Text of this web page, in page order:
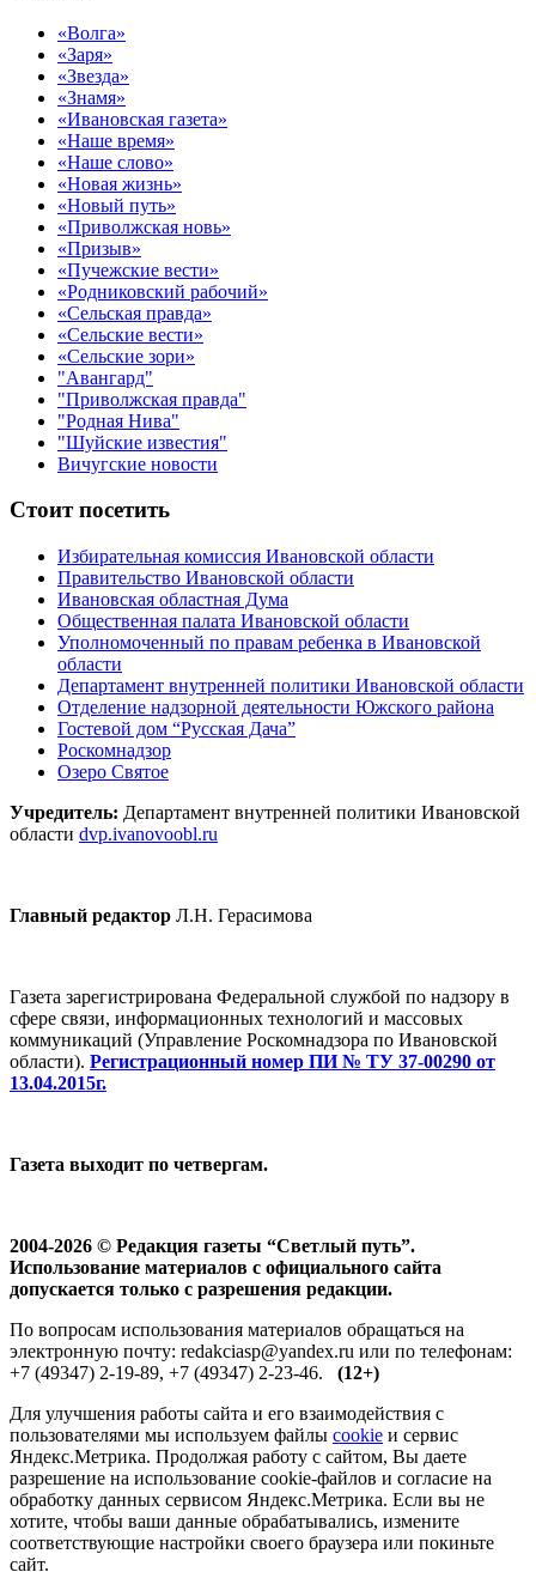
«Волга»
«Заря»
«Звезда»
«Знамя»
«Ивановская газета»
«Наше время»
«Наше слово»
«Новая жизнь»
«Новый путь»
«Приволжская новь»
«Призыв»
«Пучежские вести»
«Родниковский рабочий»
«Сельская правда»
«Сельские вести»
«Сельские зори»
"Авангард"
"Приволжская правда"
"Родная Нива"
"Шуйские известия"
Вичугские новости
Стоит посетить
Избирательная комиссия Ивановской области
Правительство Ивановской области
Ивановская областная Дума
Общественная палата Ивановской области
Уполномоченный по правам ребенка в Ивановской
области
Департамент внутренней политики Ивановской области
Отделение надзорной деятельности Южского района
Гостевой дом “Русская Дача”
Роскомнадзор
Озеро Святое
Учредитель: Департамент внутренней политики Ивановской
области dvp.ivanovoobl.ru
Главный редактор Л.Н. Герасимова
Газета зарегистрирована Федеральной службой по надзору в
сфере связи, информационных технологий и массовых
коммуникаций (Управление Роскомнадзора по Ивановской
области). Регистрационный номер ПИ № ТУ 37-00290 от
13.04.2015г.
Газета выходит по четвергам.
2004-2026 © Редакция газеты “Светлый путь”.
Использование материалов с официального сайта
допускается только с разрешения редакции.
По вопросам использования материалов обращаться на
электронную почту: redakciasp@yandex.ru или по телефонам:
+7 (49347) 2-19-89, +7 (49347) 2-23-46. (12+)
Для улучшения работы сайта и его взаимодействия с
пользователями мы используем файлы cookie и сервис
Яндекс.Метрика. Продолжая работу с сайтом, Вы даете
разрешение на использование cookie-файлов и согласие на
обработку данных сервисом Яндекс.Метрика. Если вы не
хотите, чтобы ваши данные обрабатывались, измените
соответствующие настройки своего браузера или покиньте
сайт.